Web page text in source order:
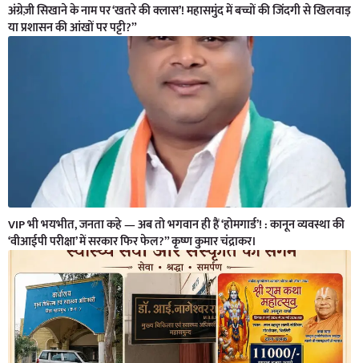
अंग्रेज़ी सिखाने के नाम पर ‘खतरे की क्लास’! महासमुंद में बच्चों की जिंदगी से खिलवाड़
या प्रशासन की आंखों पर पट्टी?”
VIP भी भयभीत, जनता कहे — अब तो भगवान ही हैं ‘होमगार्ड’! : कानून व्यवस्था की
‘वीआईपी परीक्षा’ में सरकार फिर फेल?” कृष्ण कुमार चंद्राकर।